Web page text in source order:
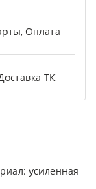
Оплата
ТК
усиленная